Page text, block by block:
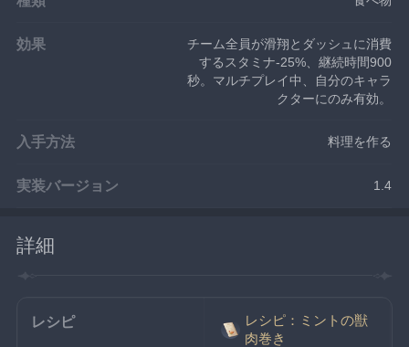
効果
チーム全員が滑翔とダッシュに消費
するスタミナ-25%、継続時間900
秒。マルチプレイ中、自分のキャラ
クターにのみ有効。
入手方法 料理を作る
実装バージョン 1.4
詳細
レシピ
レシピ：ミントの獣
肉巻き